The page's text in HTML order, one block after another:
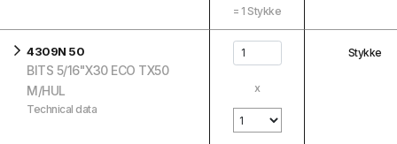
= 1 Stykke
4309N 50
BITS 5/16"X30 ECO TX50
M/HUL
Technical data
x
Stykke